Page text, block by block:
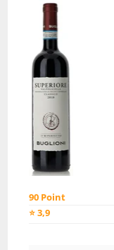
90 Point
⭐ 3,9